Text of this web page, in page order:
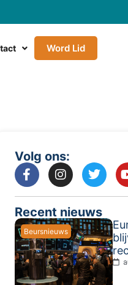
Word Lid
Volg ons:
Recent nieuws
Beursnieuws